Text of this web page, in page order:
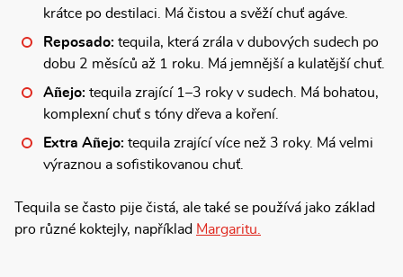
krátce po destilaci. Má čistou a svěží chuť agáve.
Reposado: tequila, která zrála v dubových sudech po
dobu 2 měsíců až 1 roku. Má jemnější a kulatější chuť.
Añejo: tequila zrající 1–3 roky v sudech. Má bohatou,
komplexní chuť s tóny dřeva a koření.
Extra Añejo: tequila zrající více než 3 roky. Má velmi
výraznou a sofistikovanou chuť.
Tequila se často pije čistá, ale také se používá jako základ
pro různé koktejly, například Margaritu.